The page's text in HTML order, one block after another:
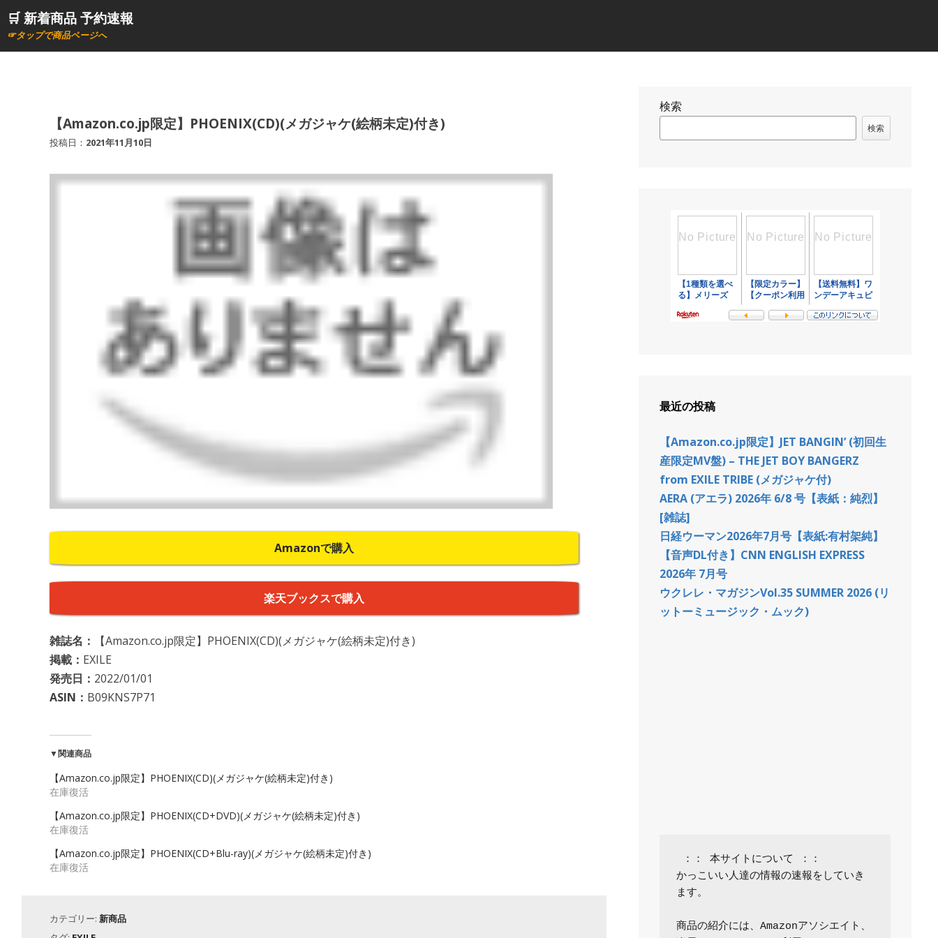
ン🛒 新着商品 予約速報
☞タップで商品ページへ
【Amazon.co.jp限定】PHOENIX(CD)(メガジャケ(絵柄未定)付き)
投稿日： 2021年11月10日
Amazonで購入
楽天ブックスで購入
雑誌名：
【Amazon.co.jp限定】PHOENIX(CD)(メガジャケ(絵柄未定)付き)
掲載： EXILE
発売日： 2022/01/01
ASIN： B09KNS7P71
▼関連商品
【Amazon.co.jp限定】PHOENIX(CD)(メガジャケ(絵柄未定)付き)
在庫復活
【Amazon.co.jp限定】PHOENIX(CD+DVD)(メガジャケ(絵柄未定)付き)
在庫復活
【Amazon.co.jp限定】PHOENIX(CD+Blu-ray)(メガジャケ(絵柄未定)付き)
在庫復活
カテゴリー: 新商品
検索
検索
最近の投稿
【Amazon.co.jp限定】JET BANGIN’ (初回生
産限定MV盤) – THE JET BOY BANGERZ
from EXILE TRIBE (メガジャケ付)
AERA (アエラ) 2026年 6/8 号【表紙：純烈】
[雑誌]
日経ウーマン2026年7月号【表紙:有村架純】
【音声DL付き】CNN ENGLISH EXPRESS
2026年 7月号
ウクレレ・マガジンVol.35 SUMMER 2026 (リ
ットーミュージック・ムック)
かっこいい人達の情報の速報をしていき
ます。
商品の紹介には、Amazonアソシエイト、